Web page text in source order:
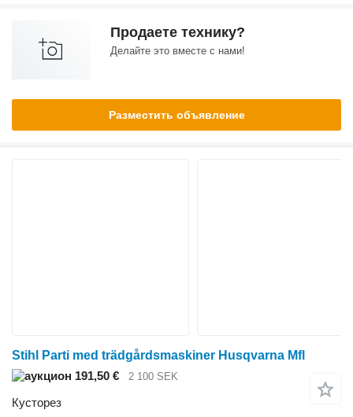
Продаете технику?
Делайте это вместе с нами!
Разместить объявление
Stihl Parti med trädgårdsmaskiner Husqvarna Mfl
191,50 €
2 100 SEK
Кусторез